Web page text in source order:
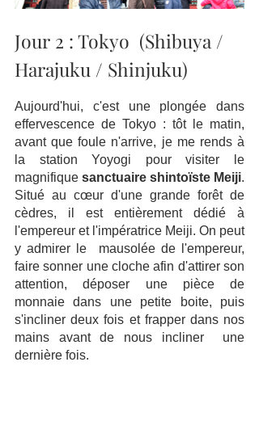
Jour 2 : Tokyo  (Shibuya /
Harajuku / Shinjuku)
Aujourd'hui, c'est une plongée dans
effervescence de Tokyo : tôt le matin,
avant que foule n'arrive, je me rends à
la station Yoyogi pour visiter le
magnifique sanctuaire shintoïste Meiji.
Situé au cœur d'une grande forêt de
cèdres, il est entièrement dédié à
l'empereur et l'impératrice Meiji. On peut
y admirer le  mausolée de l'empereur,
faire sonner une cloche afin d'attirer son
attention, déposer une pièce de
monnaie dans une petite boite, puis
s'incliner deux fois et frapper dans nos
mains avant de nous incliner  une
dernière fois.